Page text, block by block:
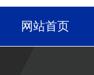
网站首页